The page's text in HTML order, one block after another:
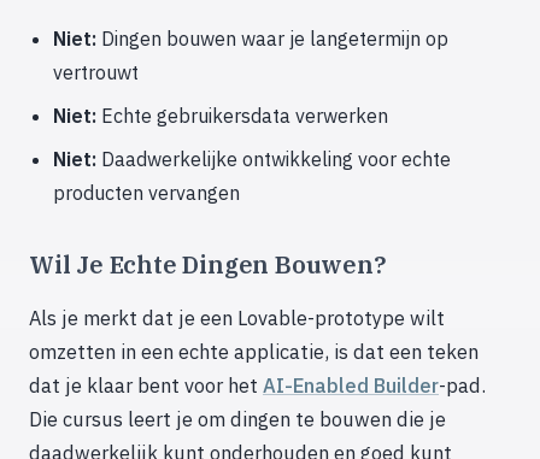
Niet: Dingen bouwen waar je langetermijn op
vertrouwt
Niet: Echte gebruikersdata verwerken
Niet: Daadwerkelijke ontwikkeling voor echte
producten vervangen
Wil Je Echte Dingen Bouwen?
Als je merkt dat je een Lovable-prototype wilt
omzetten in een echte applicatie, is dat een teken
dat je klaar bent voor het AI-Enabled Builder-pad.
Die cursus leert je om dingen te bouwen die je
daadwerkelijk kunt onderhouden en goed kunt